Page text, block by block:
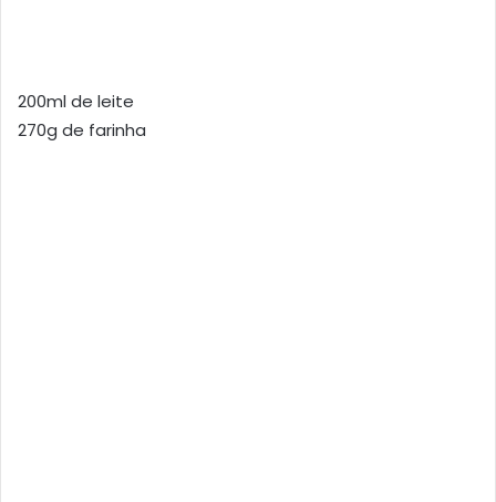
200ml de leite
270g de farinha